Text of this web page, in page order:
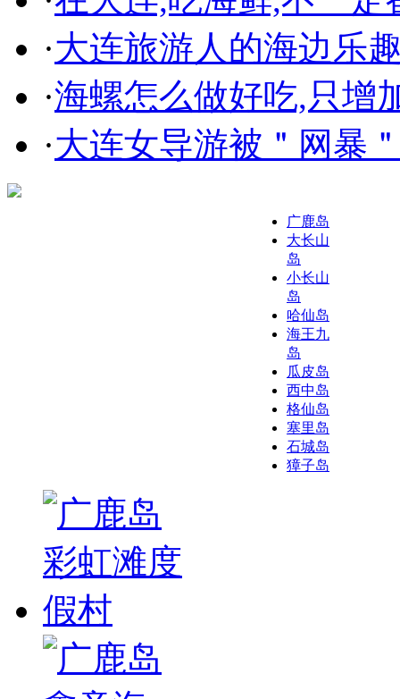
·大连旅游人的海边乐
·海螺怎么做好吃,只增
·大连女导游被＂网暴
广鹿岛
大长山
岛
小长山
岛
哈仙岛
海王九
岛
瓜皮岛
西中岛
格仙岛
塞里岛
石城岛
獐子岛